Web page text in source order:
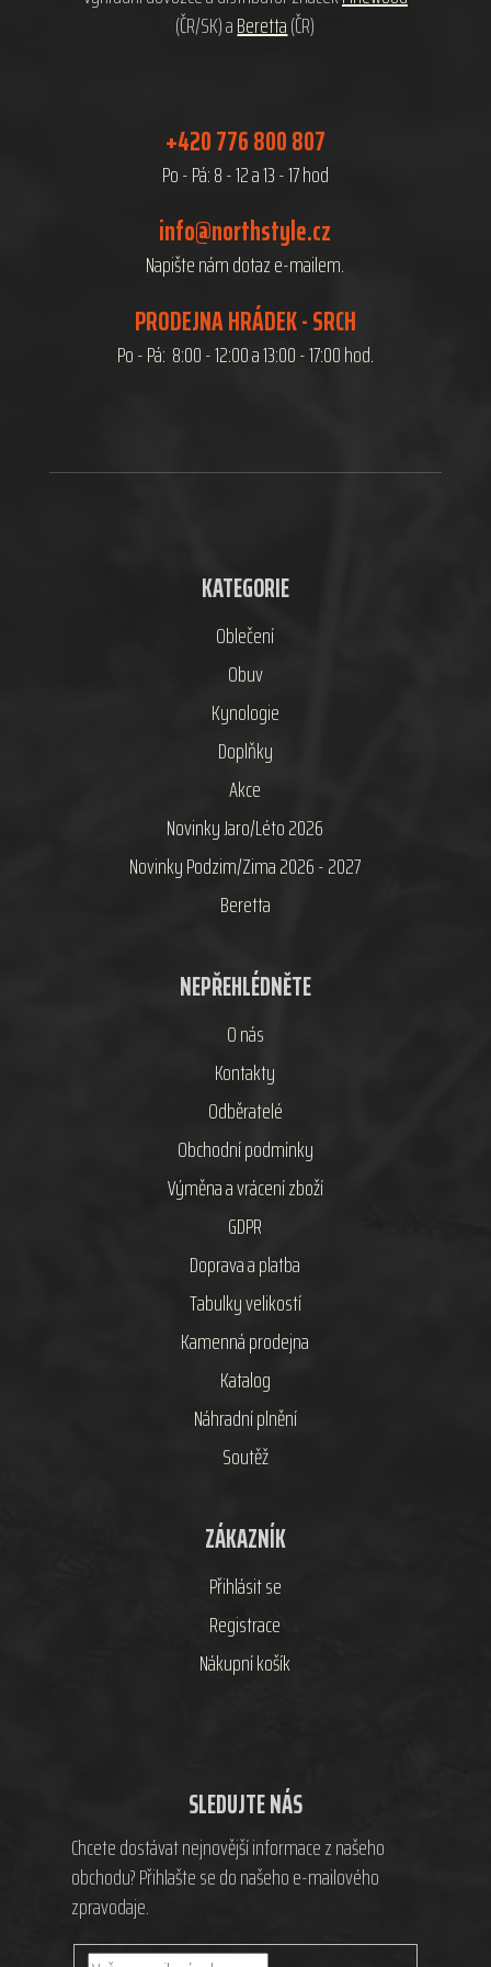
(ČR/SK) aBeretta(ČR)
+420 776 800 807
Po - Pá: 8 - 12 a 13 - 17 hod
info@northstyle.cz
Napište nám dotaz e-mailem.
PRODEJNA HRÁDEK - SRCH
Po - Pá: 8:00 - 12:00 a 13:00 - 17:00 hod.
KATEGORIE
Oblečení
Obuv
Kynologie
Doplňky
Akce
Novinky Jaro/Léto 2026
Novinky Podzim/Zima 2026 - 2027
Beretta
NEPŘEHLÉDNĚTE
O nás
Kontakty
Odběratelé
Obchodní podmínky
Výměna a vrácení zboží
GDPR
Doprava a platba
Tabulky velikostí
Kamenná prodejna
Katalog
Náhradní plnění
Soutěž
ZÁKAZNÍK
Přihlásit se
Registrace
Nákupní košík
SLEDUJTE NÁS
Chcete dostávat nejnovější informace z našeho
obchodu? Přihlašte se do našeho e-mailového
zpravodaje.